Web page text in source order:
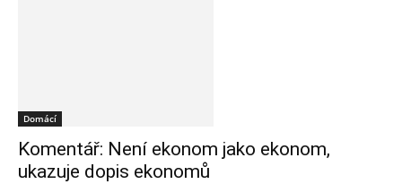
Domácí
Komentář: Není ekonom jako ekonom,
ukazuje dopis ekonomů